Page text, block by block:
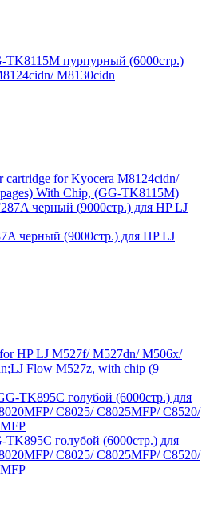
TK8115M пурпурный (6000стр.)
M8130cidn
cartridge for Kyocera M8124cidn/
With Chip, (GG-TK8115M)
черный (9000стр.) для HP LJ
HP LJ M527f/ M527dn/ M506x/
Flow M527z, with chip (9
голубой (6000стр.) для
C8025/ C8025MFP/ C8520/